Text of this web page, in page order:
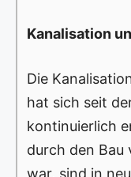
Kanalisation
Die
hat sich seit
kontinuierlich
durch den Bau